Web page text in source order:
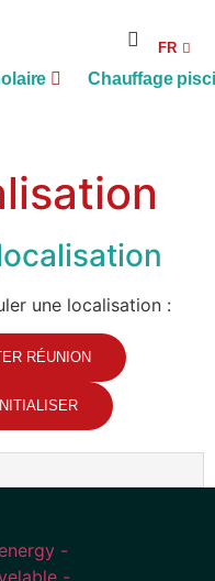
Chauffage
FR
AG
une localisation :
RÉUNION